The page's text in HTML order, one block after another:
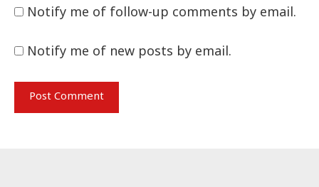
Notify me of follow-up comments by email.
Notify me of new posts by email.